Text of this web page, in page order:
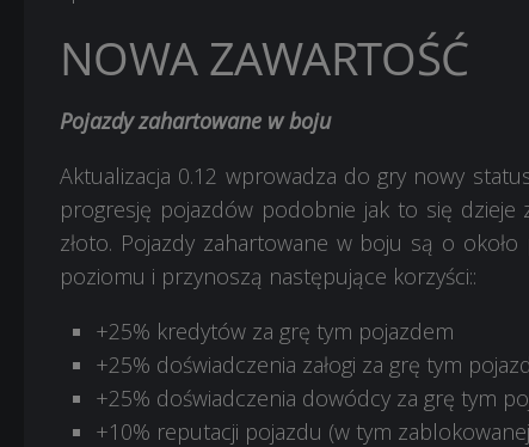
NOWA ZAWARTOŚĆ
Pojazdy zahartowane w boju
Aktualizacja 0.12 wprowadza do gry nowy
progresję pojazdów podobnie jak to się
złoto. Pojazdy zahartowane w boju są o
poziomu i przynoszą następujące korzyści::
+25% kredytów za grę tym pojazdem
+25% doświadczenia załogi za grę tym
+25% doświadczenia dowódcy za grę tym
+10% reputacji pojazdu (w tym